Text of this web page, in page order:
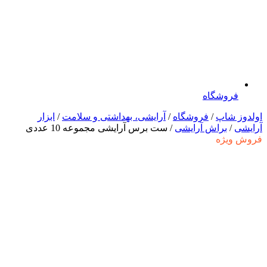
فروشگاه
اولدوز شاپ / فروشگاه / آرایشی، بهداشتی و سلامت / ابزار
آرایشی / براش آرایشی / ست برس آرایشی مجموعه 10 عددی
فروش ویژه